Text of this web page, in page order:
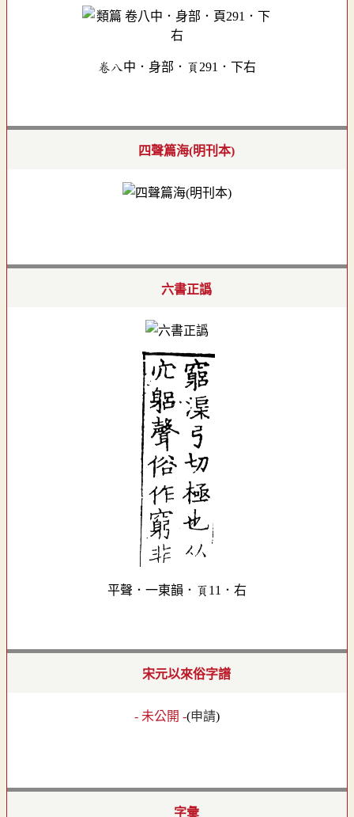
卷八中．身部．頁291．下右
四聲篇海(明刊本)
六書正譌
平聲．一東韻．頁11．右
宋元以來俗字譜
- 未公開 -(申請)
字彙